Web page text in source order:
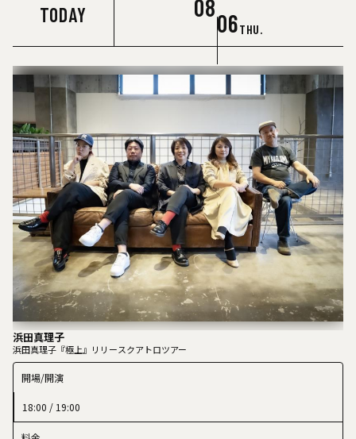
TODAY 08
06THU.
浜田真理子
浜田真理子『極上』リリースクアトロツアー
開場/開演
18:00 / 19:00